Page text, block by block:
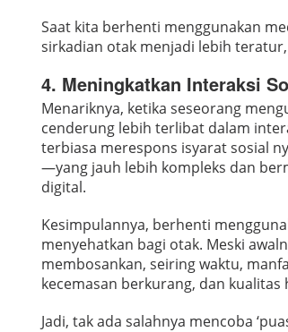
Saat kita berhenti menggunakan
sirkadian otak menjadi lebih
4. Meningkatkan Interaksi
Menariknya, ketika seseorang
cenderung lebih terlibat dalam
terbiasa merespons isyarat sosial
—yang jauh lebih kompleks dan
digital.
Kesimpulannya, berhenti
menyehatkan bagi otak. Meski
membosankan, seiring waktu,
kecemasan berkurang, dan kualitas
Jadi, tak ada salahnya mencoba